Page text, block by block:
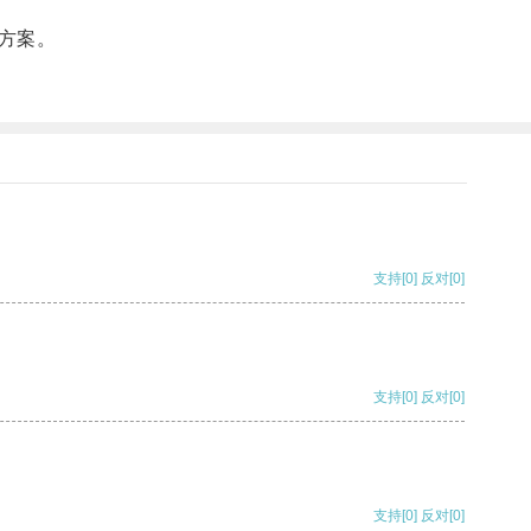
案。
支持[0] 反对[0]
支持[0] 反对[0]
支持[0] 反对[0]